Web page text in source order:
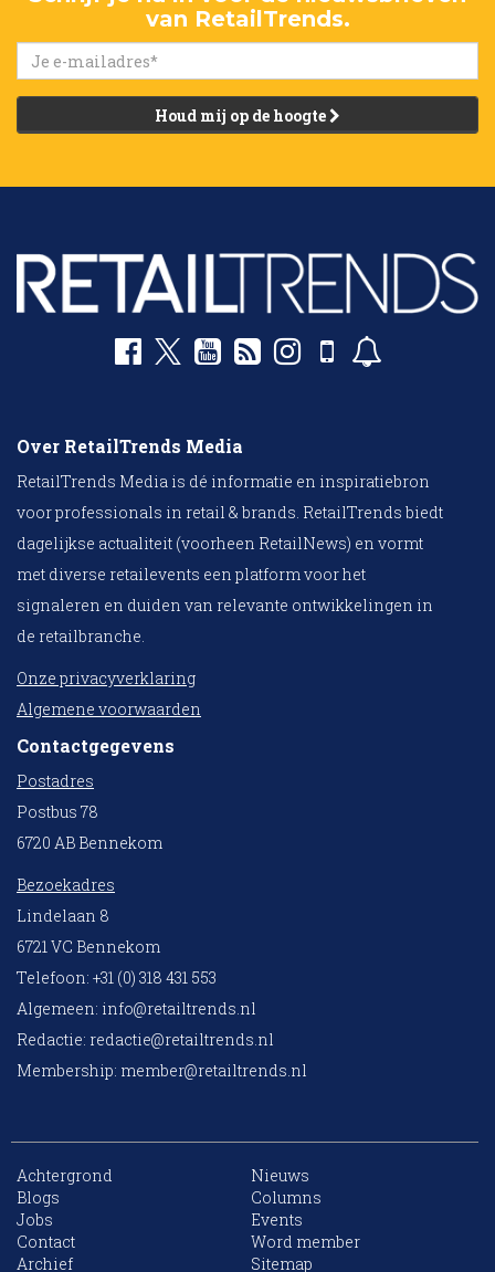
van RetailTrends.
Houd mij op de hoogte
Over RetailTrends Media
RetailTrends Media is dé informatie en inspiratiebron
voor professionals in retail & brands. RetailTrends biedt
dagelijkse actualiteit (voorheen RetailNews) en vormt
met diverse retailevents een platform voor het
signaleren en duiden van relevante ontwikkelingen in
de retailbranche.
Onze privacyverklaring
Algemene voorwaarden
Contactgegevens
Postadres
Postbus 78
6720 AB Bennekom
Bezoekadres
Lindelaan 8
6721 VC Bennekom
Telefoon: +31 (0) 318 431 553
Algemeen: info@retailtrends.nl
Redactie: redactie@retailtrends.nl
Membership: member@retailtrends.nl
Achtergrond
Nieuws
Blogs
Columns
Jobs
Events
Contact
Word member
Archief
Sitemap